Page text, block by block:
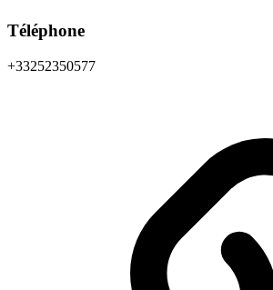
Téléphone
+33252350577